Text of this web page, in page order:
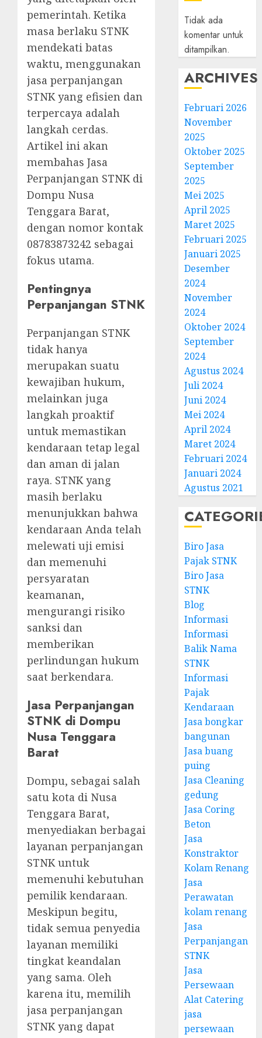
pemerintah. Ketika
masa berlaku STNK
mendekati batas
waktu, menggunakan
jasa perpanjangan
STNK yang efisien dan
terpercaya adalah
langkah cerdas.
Artikel ini akan
membahas Jasa
Perpanjangan STNK di
Dompu Nusa
Tenggara Barat,
dengan nomor kontak
08783873242 sebagai
fokus utama.
Pentingnya
Perpanjangan STNK
Perpanjangan STNK
tidak hanya
merupakan suatu
kewajiban hukum,
melainkan juga
langkah proaktif
untuk memastikan
kendaraan tetap legal
dan aman di jalan
raya. STNK yang
masih berlaku
menunjukkan bahwa
kendaraan Anda telah
melewati uji emisi
dan memenuhi
persyaratan
keamanan,
mengurangi risiko
sanksi dan
memberikan
perlindungan hukum
saat berkendara.
Jasa Perpanjangan
STNK di Dompu
Nusa Tenggara
Barat
Dompu, sebagai salah
satu kota di Nusa
Tenggara Barat,
menyediakan berbagai
layanan perpanjangan
STNK untuk
memenuhi kebutuhan
pemilik kendaraan.
Meskipun begitu,
tidak semua penyedia
layanan memiliki
tingkat keandalan
yang sama. Oleh
karena itu, memilih
jasa perpanjangan
STNK yang dapat
Tidak ada
komentar untuk
ditampilkan.
ARCHIVES
Februari 2026
November
2025
Oktober 2025
September
2025
Mei 2025
April 2025
Maret 2025
Februari 2025
Januari 2025
Desember
2024
November
2024
Oktober 2024
September
2024
Agustus 2024
Juli 2024
Juni 2024
Mei 2024
April 2024
Maret 2024
Februari 2024
Januari 2024
Agustus 2021
Biro Jasa
Pajak STNK
Biro Jasa
STNK
Blog
Informasi
Informasi
Balik Nama
STNK
Informasi
Pajak
Kendaraan
Jasa bongkar
bangunan
Jasa buang
puing
Jasa Cleaning
gedung
Jasa Coring
Beton
Jasa
Konstraktor
Kolam Renang
Jasa
Perawatan
kolam renang
Jasa
Perpanjangan
STNK
Jasa
Persewaan
Alat Catering
jasa
persewaan